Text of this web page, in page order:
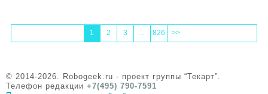
1 2 3 ... 826 >>
© 2014-2026. Robogeek.ru - проект группы “Текарт”.
Телефон редакции +7(495) 790-7591